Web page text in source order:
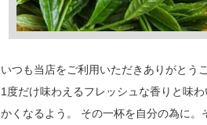
いつも当店をご利用いただきありがとう
1度だけ味わえるフレッシュな香りと味
かくなるよう。 その一杯を自分の為に